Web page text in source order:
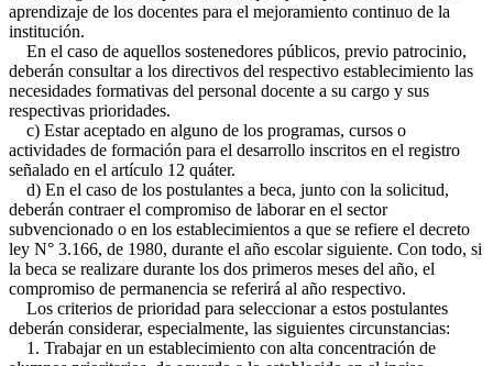
aprendizaje de los docentes para el mejoramiento continuo de la
institución.
En el caso de aquellos sostenedores públicos, previo patrocinio,
deberán consultar a los directivos del respectivo establecimiento las
necesidades formativas del personal docente a su cargo y sus
respectivas prioridades.
c) Estar aceptado en alguno de los programas, cursos o
actividades de formación para el desarrollo inscritos en el registro
señalado en el artículo 12 quáter.
d) En el caso de los postulantes a beca, junto con la solicitud,
deberán contraer el compromiso de laborar en el sector
subvencionado o en los establecimientos a que se refiere el decreto
ley N° 3.166, de 1980, durante el año escolar siguiente. Con todo, si
la beca se realizare durante los dos primeros meses del año, el
compromiso de permanencia se referirá al año respectivo.
Los criterios de prioridad para seleccionar a estos postulantes
deberán considerar, especialmente, las siguientes circunstancias:
1. Trabajar en un establecimiento con alta concentración de